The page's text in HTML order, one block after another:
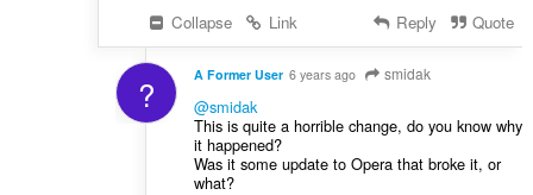
Collapse
Link Reply Quote
? A Former User 6 years ago smidak
@smidak
This is quite a horrible change, do you know why
it happened?
Was it some update to Opera that broke it, or
what?